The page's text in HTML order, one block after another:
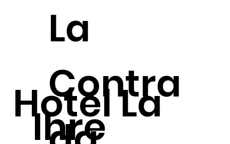
Hotel La
La
Contra
Ihre